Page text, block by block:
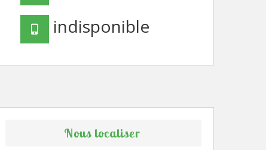
indisponible
Nous localiser